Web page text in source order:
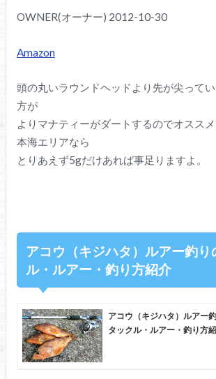
OWNER(オーナー) 2012-10-30
Amazon
頭の丸いラウンドヘッドより先が尖って
方が
よりマナティーがダートするのでオスス
本海エリアなら
とりあえず5gだけあれば事足りますよ。
アコウ（キジハタ）ルアー釣り
ル・ルアー・釣り方紹介
アコウ（キジハタ）ルアー
タックル・ルアー・釣り方